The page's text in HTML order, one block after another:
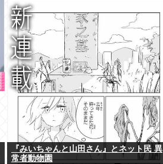
『みいちゃんと山田さん』とネット民 異
常者動物園